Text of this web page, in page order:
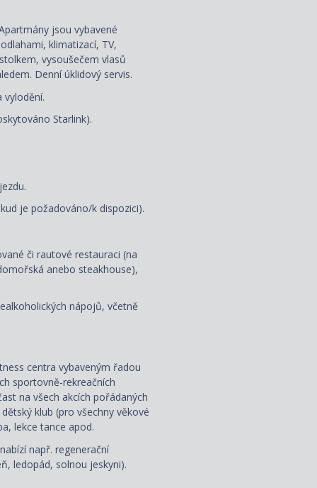
jsou vybavené
klimatizací, TV,
vysoušečem vlasů
Denní úklidový servis.
vylodění.
Starlink).
je požadováno/k dispozici).
či rautové restauraci (na
anebo steakhouse),
nápojů, včetně
centra vybaveným řadou
sportovně-rekreačních
na všech akcích pořádaných
klub (pro všechny věkové
lekce tance apod.
např. regenerační
ledopád, solnou jeskyni).